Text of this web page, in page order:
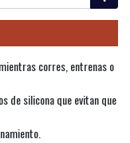
corres, entrenas o
de silicona que evitan que